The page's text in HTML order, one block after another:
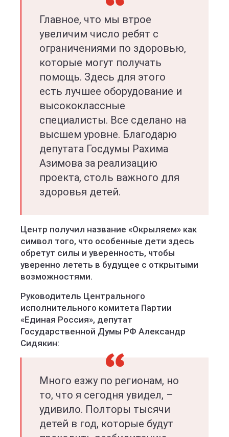
Главное, что мы втрое
увеличим число ребят с
ограничениями по здоровью,
которые могут получать
помощь. Здесь для этого
есть лучшее оборудование и
высококлассные
специалисты. Все сделано на
высшем уровне. Благодарю
депутата Госдумы Рахима
Азимова за реализацию
проекта, столь важного для
здоровья детей.
Центр получил название «Окрыляем» как
символ того, что особенные дети здесь
обретут силы и уверенность, чтобы
уверенно лететь в будущее с открытыми
возможностями.
Руководитель Центрального
исполнительного комитета Партии
«Единая Россия», депутат
Государственной Думы РФ Александр
Сидякин:
Много езжу по регионам, но
то, что я сегодня увидел, –
удивило. Полторы тысячи
детей в год, которые будут